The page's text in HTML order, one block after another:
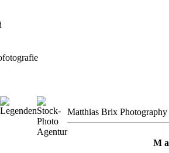
Matthias Brix
M